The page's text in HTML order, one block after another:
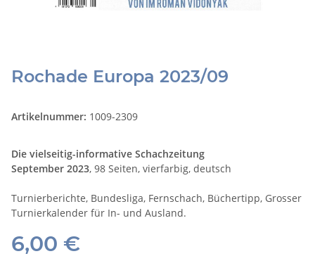
Rochade Europa 2023/09
Artikelnummer: 1009-2309
Die vielseitig-informative Schachzeitung
September 2023, 98 Seiten, vierfarbig, deutsch
Turnierberichte, Bundesliga, Fernschach, Büchertipp, Grosser
Turnierkalender für In- und Ausland.
6,00 €